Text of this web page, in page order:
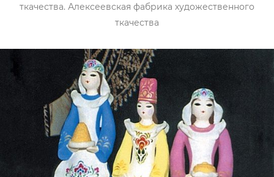
ткачества. Алексеевская фабрика художественного
ткачества